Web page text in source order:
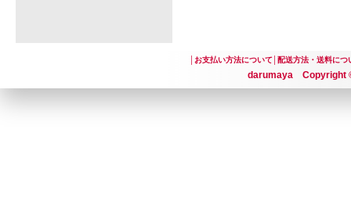
お支払い方法について│ 配送方法・送料につ
darumaya Copyright